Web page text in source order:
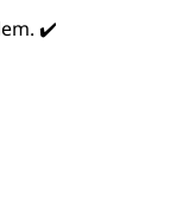
✔️